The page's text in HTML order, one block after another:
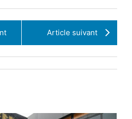
Article suivant